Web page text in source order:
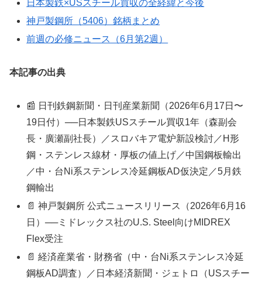
日本製鉄×USスチール買収の全経緯と今後
神戸製鋼所（5406）銘柄まとめ
前週の必修ニュース（6月第2週）
本記事の出典
📰 日刊鉄鋼新聞・日刊産業新聞（2026年6月17日〜
19日付）──日本製鉄USスチール買収1年（森副会
長・廣瀬副社長）／スロバキア電炉新設検討／H形
鋼・ステンレス線材・厚板の値上げ／中国鋼板輸出
／中・台Ni系ステンレス冷延鋼板AD仮決定／5月鉄
鋼輸出
📄 神戸製鋼所 公式ニュースリリース（2026年6月16
日）──ミドレックス社のU.S. Steel向けMIDREX
Flex受注
📄 経済産業省・財務省（中・台Ni系ステンレス冷延
鋼板AD調査）／日本経済新聞・ジェトロ（USスチー